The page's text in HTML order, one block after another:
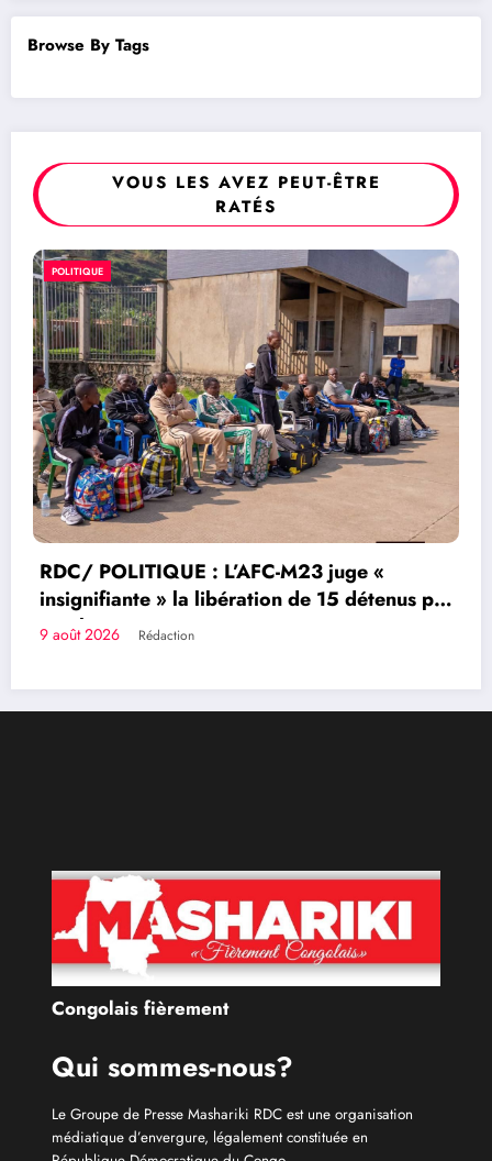
Browse By Tags
VOUS LES AVEZ PEUT-ÊTRE
RATÉS
«
détenus par
POLITIQUE
RDC/ POLITIQUE : Aimé Boji
voix forte au service de l’unité
République
9 août 2026 Rédaction
Congolais fièrement
République Démocratique du Congo.
Découvrir qui nous sommes